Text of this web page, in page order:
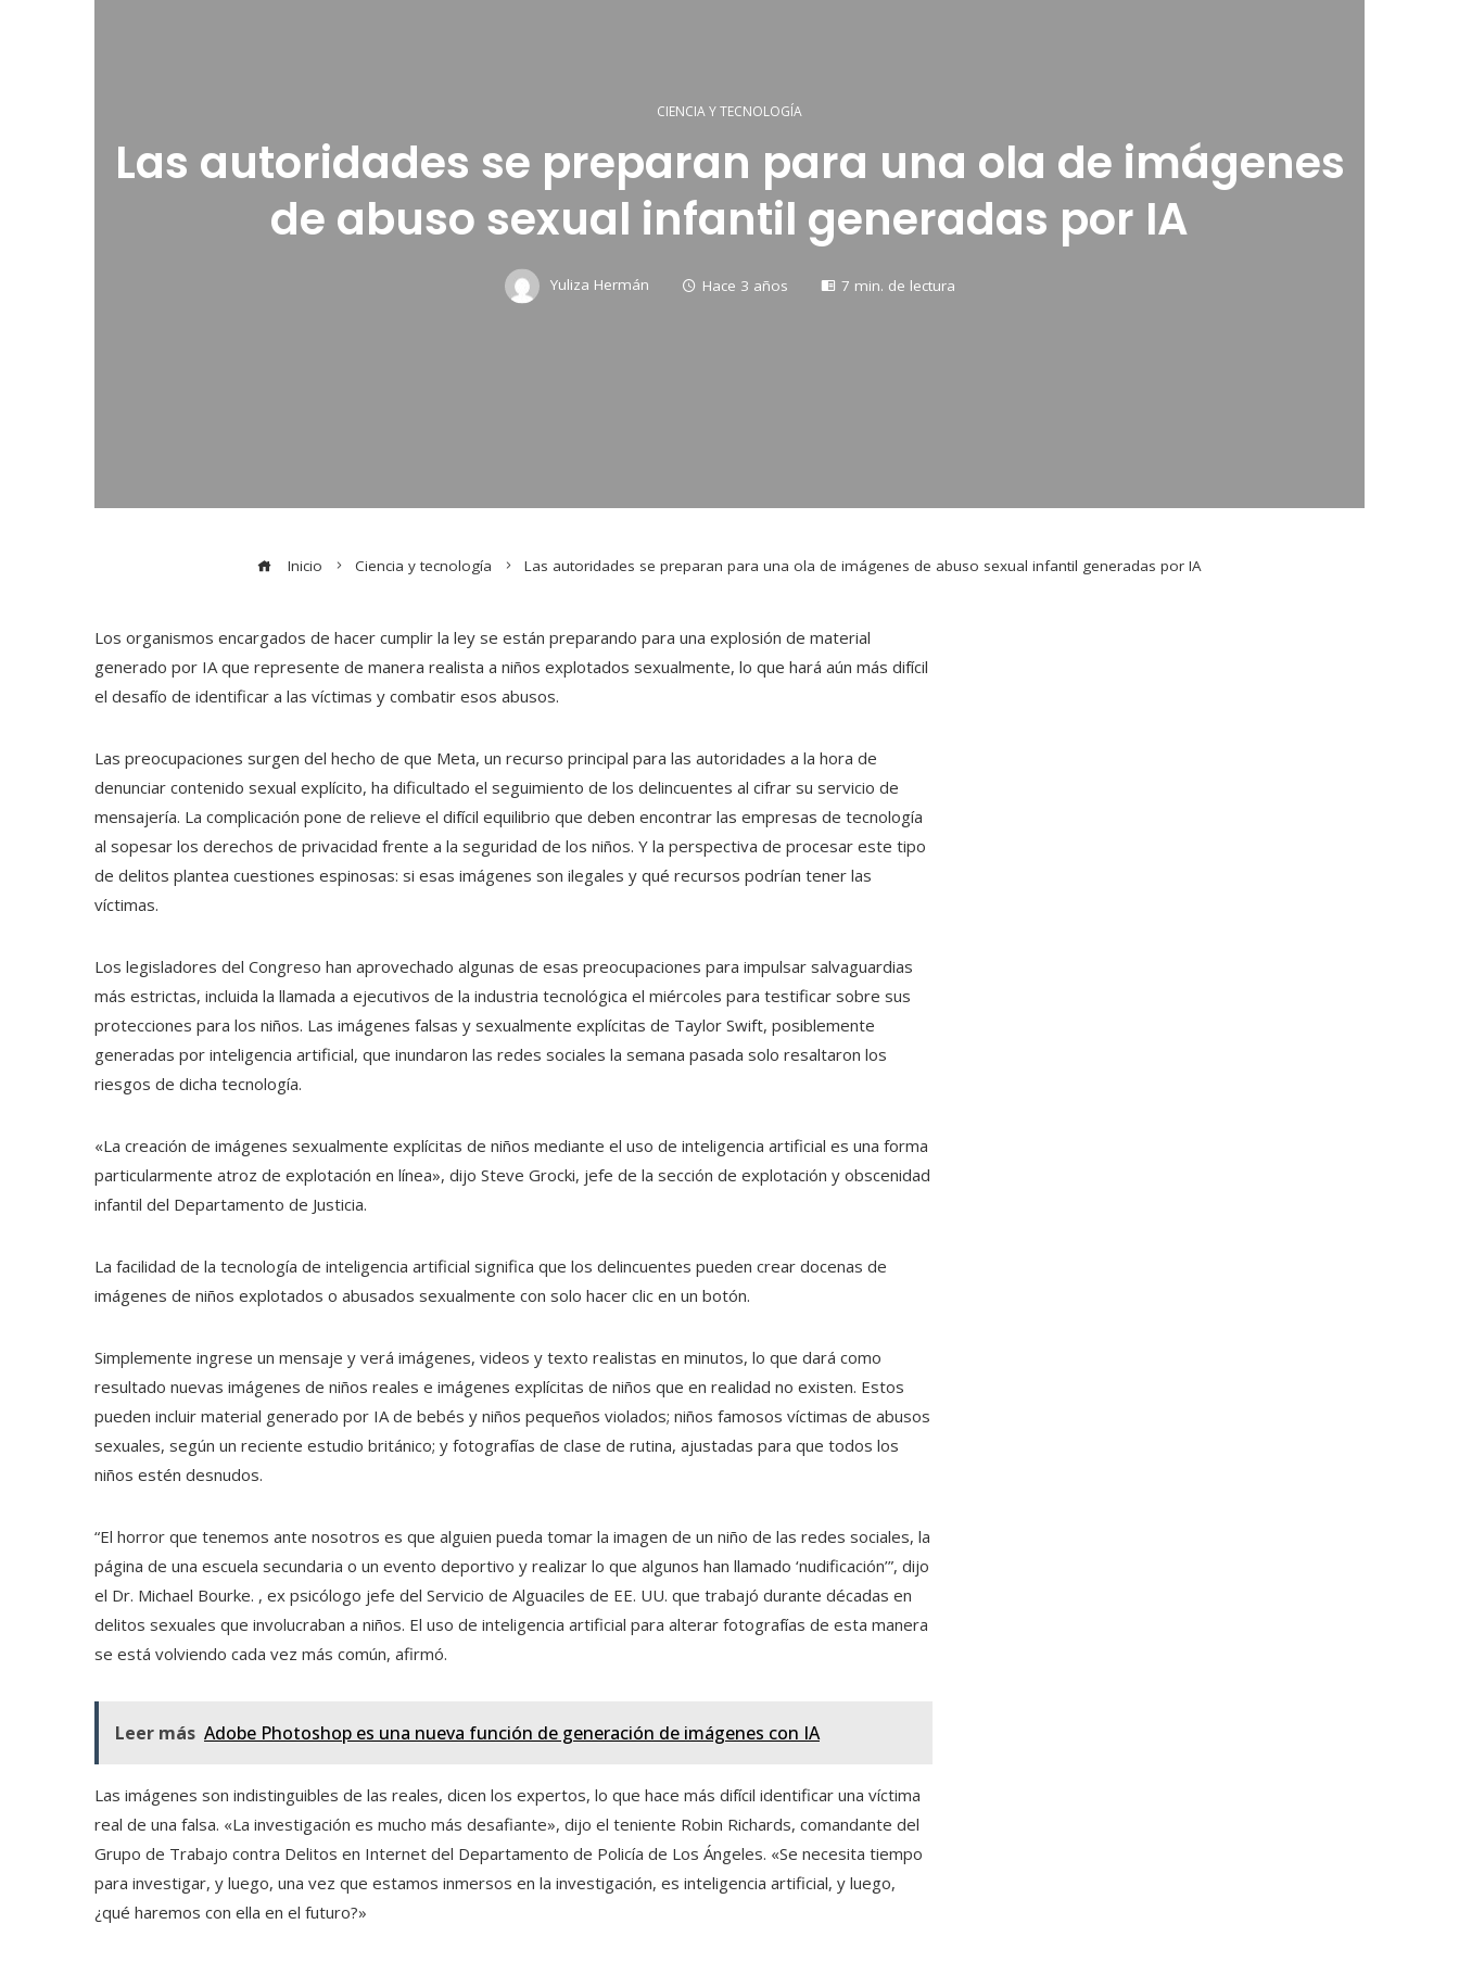
CIENCIA Y TECNOLOGÍA
Las autoridades se preparan para una ola de imágenes
de abuso sexual infantil generadas por IA
Yuliza Hermán Hace 3 años 7 min. de lectura
Inicio Ciencia y tecnología Las autoridades se preparan para una ola de imágenes de abuso sexual infantil generadas por IA
Los organismos encargados de hacer cumplir la ley se están preparando para una explosión de material
generado por IA que represente de manera realista a niños explotados sexualmente, lo que hará aún más difícil
el desafío de identificar a las víctimas y combatir esos abusos.
Las preocupaciones surgen del hecho de que Meta, un recurso principal para las autoridades a la hora de
denunciar contenido sexual explícito, ha dificultado el seguimiento de los delincuentes al cifrar su servicio de
mensajería. La complicación pone de relieve el difícil equilibrio que deben encontrar las empresas de tecnología
al sopesar los derechos de privacidad frente a la seguridad de los niños. Y la perspectiva de procesar este tipo
de delitos plantea cuestiones espinosas: si esas imágenes son ilegales y qué recursos podrían tener las
víctimas.
Los legisladores del Congreso han aprovechado algunas de esas preocupaciones para impulsar salvaguardias
más estrictas, incluida la llamada a ejecutivos de la industria tecnológica el miércoles para testificar sobre sus
protecciones para los niños. Las imágenes falsas y sexualmente explícitas de Taylor Swift, posiblemente
generadas por inteligencia artificial, que inundaron las redes sociales la semana pasada solo resaltaron los
riesgos de dicha tecnología.
«La creación de imágenes sexualmente explícitas de niños mediante el uso de inteligencia artificial es una forma
particularmente atroz de explotación en línea», dijo Steve Grocki, jefe de la sección de explotación y obscenidad
infantil del Departamento de Justicia.
La facilidad de la tecnología de inteligencia artificial significa que los delincuentes pueden crear docenas de
imágenes de niños explotados o abusados ​​sexualmente con solo hacer clic en un botón.
Simplemente ingrese un mensaje y verá imágenes, videos y texto realistas en minutos, lo que dará como
resultado nuevas imágenes de niños reales e imágenes explícitas de niños que en realidad no existen. Estos
pueden incluir material generado por IA de bebés y niños pequeños violados; niños famosos víctimas de abusos
sexuales, según un reciente estudio británico; y fotografías de clase de rutina, ajustadas para que todos los
niños estén desnudos.
“El horror que tenemos ante nosotros es que alguien pueda tomar la imagen de un niño de las redes sociales, la
página de una escuela secundaria o un evento deportivo y realizar lo que algunos han llamado ‘nudificación’”, dijo
el Dr. Michael Bourke. , ex psicólogo jefe del Servicio de Alguaciles de EE. UU. que trabajó durante décadas en
delitos sexuales que involucraban a niños. El uso de inteligencia artificial para alterar fotografías de esta manera
se está volviendo cada vez más común, afirmó.
Leer más Adobe Photoshop es una nueva función de generación de imágenes con IA
Las imágenes son indistinguibles de las reales, dicen los expertos, lo que hace más difícil identificar una víctima
real de una falsa. «La investigación es mucho más desafiante», dijo el teniente Robin Richards, comandante del
Grupo de Trabajo contra Delitos en Internet del Departamento de Policía de Los Ángeles. «Se necesita tiempo
para investigar, y luego, una vez que estamos inmersos en la investigación, es inteligencia artificial, y luego,
¿qué haremos con ella en el futuro?»